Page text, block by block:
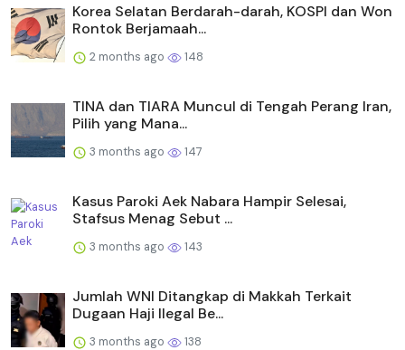
Korea Selatan Berdarah-darah, KOSPI dan Won
Rontok Berjamaah...
2 months ago 148
TINA dan TIARA Muncul di Tengah Perang Iran,
Pilih yang Mana...
3 months ago 147
Kasus Paroki Aek Nabara Hampir Selesai,
Stafsus Menag Sebut ...
3 months ago 143
Jumlah WNI Ditangkap di Makkah Terkait
Dugaan Haji Ilegal Be...
3 months ago 138